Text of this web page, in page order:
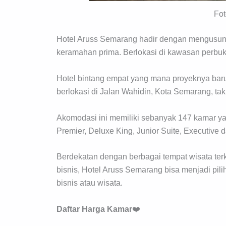
Hotel Aruss Semarang hadir dengan
keramahan prima. Berlokasi di kawasan
Hotel bintang empat yang mana proyeknya
berlokasi di Jalan Wahidin, Kota Semarang,
Akomodasi ini memiliki sebanyak 147 kamar
Premier, Deluxe King, Junior Suite, Executive
Berdekatan dengan berbagai tempat wisata
bisnis, Hotel Aruss Semarang bisa menjadi
bisnis atau wisata.
Daftar Harga Kamar❤️